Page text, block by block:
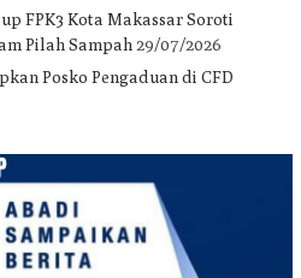
FPK3 Kota Makassar Soroti
Pilah Sampah 29/07/2026
Posko Pengaduan di CFD